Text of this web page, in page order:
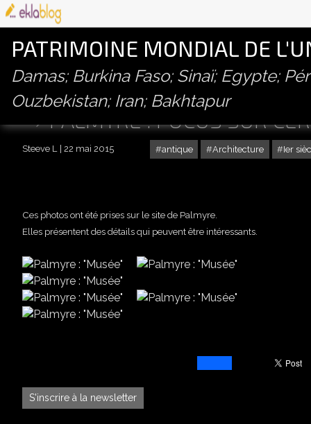
PATRIMOINE MONDIAL DE
Damas; Burkina Faso; Sinaï; Egypte;
Ouzbekistan; Iran; Bakhtapur
PALMYRE : FOCUS SUR
antique Architecture Ier
Steeve L 22 mai 2015
Ces photos ont été prises sur le site de Palmyre.
Elles présentent des détails qui peuvent être intéressants.
S'inscrire à la newsletter